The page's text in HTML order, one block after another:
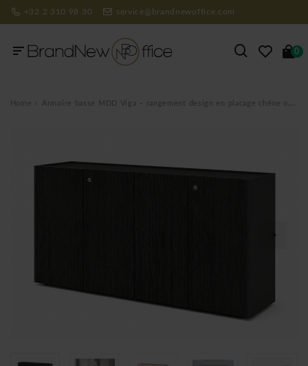
+32 2 310 98 30 service@brandnewoffice.com
0
Home Armoire basse MDD Viga – rangement design en placage chêne ou Fenix pour bureau professionnel